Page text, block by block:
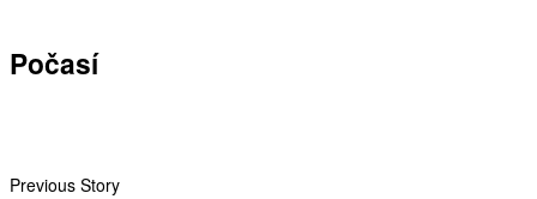
Počasí
Previous Story